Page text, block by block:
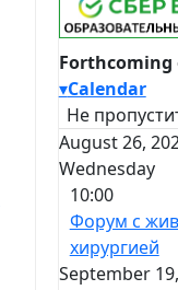
Forthcoming
▾Calendar
Не
August 26,
Wednesday
10:00
Форум с
хирургией
September